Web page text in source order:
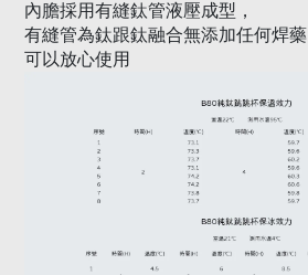
內膽採用有縫鈦管液壓成型，
有縫管為鈦跟鈦融合無添加任何焊藥
可以放心使用